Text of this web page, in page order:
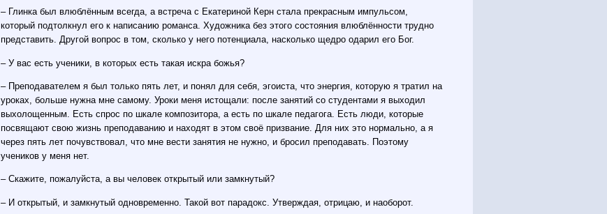
– Глинка был влюблённым всегда, а встреча с Екатериной Керн стала прекрасным импульсом,
который подтолкнул его к написанию романса. Художника без этого состояния влюблённости трудно
представить. Другой вопрос в том, сколько у него потенциала, насколько щедро одарил его Бог.
– У вас есть ученики, в которых есть такая искра божья?
– Преподавателем я был только пять лет, и понял для себя, эгоиста, что энергия, которую я тратил на
уроках, больше нужна мне самому. Уроки меня истощали: после занятий со студентами я выходил
выхолощенным. Есть спрос по шкале композитора, а есть по шкале педагога. Есть люди, которые
посвящают свою жизнь преподаванию и находят в этом своё призвание. Для них это нормально, а я
через пять лет почувствовал, что мне вести занятия не нужно, и бросил преподавать. Поэтому
учеников у меня нет.
– Скажите, пожалуйста, а вы человек открытый или замкнутый?
– И открытый, и замкнутый одновременно. Такой вот парадокс. Утверждая, отрицаю, и наоборот.